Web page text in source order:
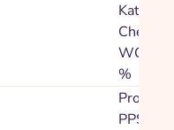
WC
%
Prowizja
PPS